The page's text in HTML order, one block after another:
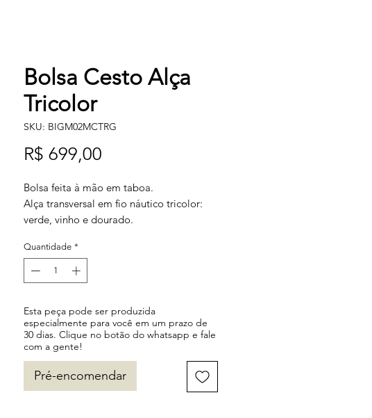
Bolsa Cesto Alça
Tricolor
SKU: BIGM02MCTRG
R$ 699,00
Bolsa feita à mão em taboa.
Alça transversal em fio náutico tricolor:
verde, vinho e dourado.
Disponível também em cinza, preto e
dourado.
Quantidade *
Esta peça pode ser produzida
especialmente para você em um prazo de
30 dias. Clique no botão do whatsapp e fale
com a gente!
Pré-encomendar